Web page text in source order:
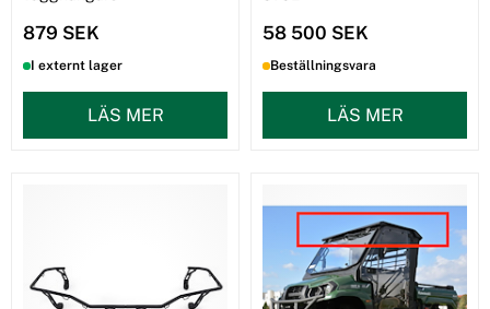
879 SEK
I externt lager
LÄS MER
58 500 SEK
Beställningsvara
LÄS MER